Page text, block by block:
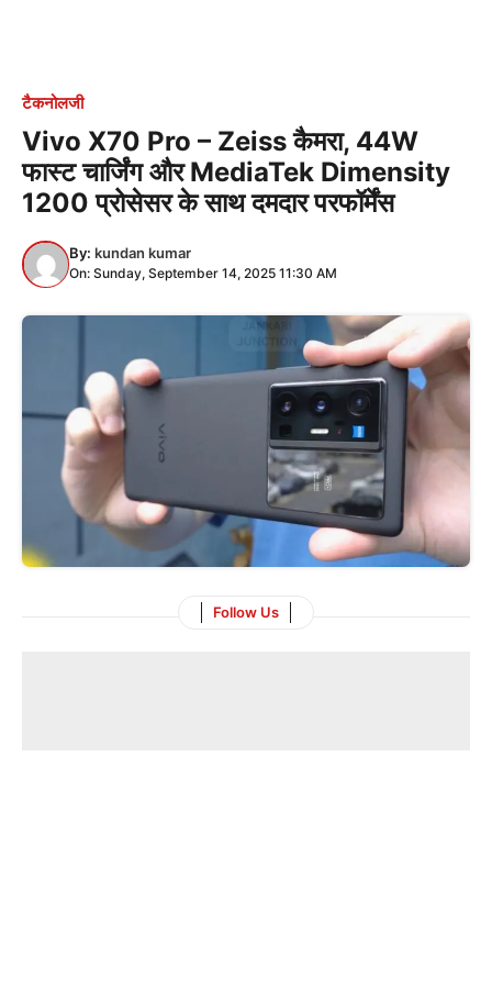
टैकनोलजी
Vivo X70 Pro – Zeiss कैमरा, 44W
फास्ट चार्जिंग और MediaTek Dimensity
1200 प्रोसेसर के साथ दमदार परफॉर्मेंस
By: kundan kumar
On: Sunday, September 14, 2025 11:30 AM
Follow Us